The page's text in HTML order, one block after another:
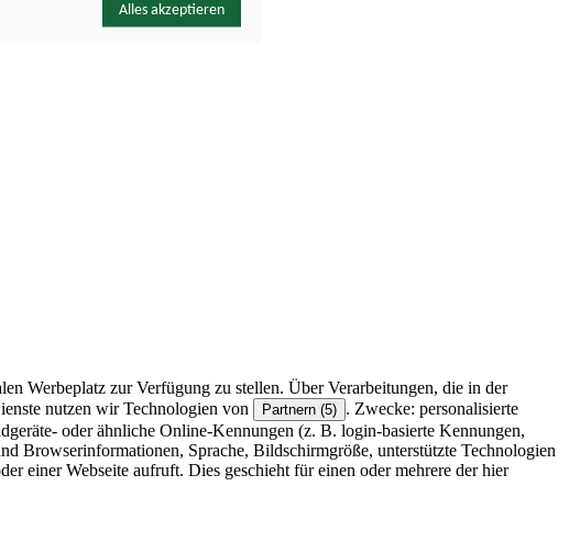
Werbeplatz zur Verfügung zu stellen. Über Verarbeitungen, die in der
nutzen wir Technologien von Partnern (5) . Zwecke: personalisierte
oder ähnliche Online-Kennungen (z. B. login-basierte Kennungen,
Browserinformationen, Sprache, Bildschirmgröße, unterstützte Technologien
einer Webseite aufruft. Dies geschieht für einen oder mehrere der hier
Alles akzeptieren